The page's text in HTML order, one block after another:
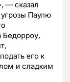
— сказал
Паулю
Бедорроу,
его к
и сладким